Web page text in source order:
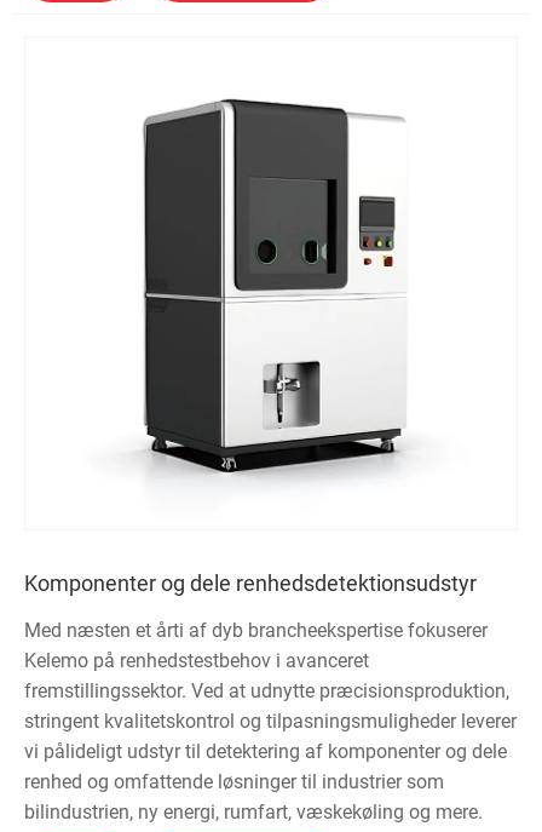
Komponenter og dele renhedsdetektionsudstyr
Med næsten et årti af dyb brancheekspertise fokuserer
Kelemo på renhedstestbehov i avanceret
fremstillingssektor. Ved at udnytte præcisionsproduktion,
stringent kvalitetskontrol og tilpasningsmuligheder leverer
vi pålideligt udstyr til detektering af komponenter og dele
renhed og omfattende løsninger til industrier som
bilindustrien, ny energi, rumfart, væskekøling og mere.